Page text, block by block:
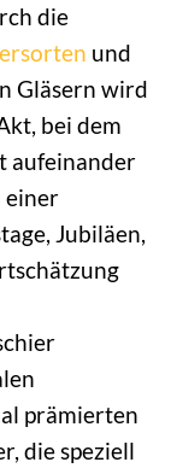
die
und
Gläsern wird
bei dem
aufeinander
einer
Jubiläen,
prämierten
die speziell